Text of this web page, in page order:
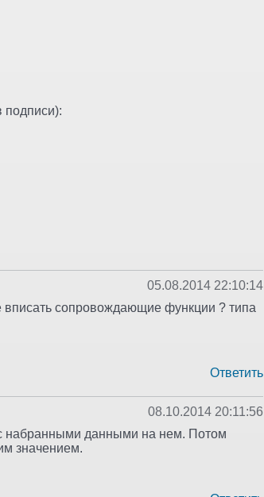
подписи):
05.08.2014 22:10:14
вписать сопровождающие функции ? типа
Ответить
08.10.2014 20:11:56
набранными данными на нем. Потом
значением.